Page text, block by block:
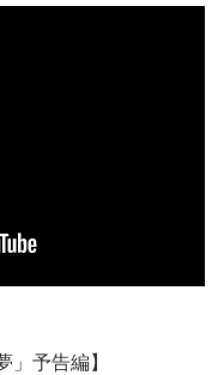
」予告編】